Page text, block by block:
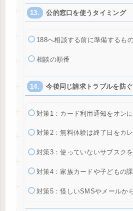
公的窓口を使うタイミング
188へ相談する前に準備するも
相談の順番
今後同じ請求トラブルを防
対策1：カード利用通知をオン
対策2：無料体験は終了日をカ
対策3：使っていないサブスク
対策4：家族カードや子どもの
対策5：怪しいSMSやメールか